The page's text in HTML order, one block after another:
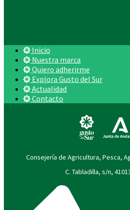
Inicio
Nuestra marca
Quiero adherirme
Explora Gusto del Sur
Actualidad
Contacto
Consejería de Agricultura, Pesca,
C. Tabladilla, s/n,